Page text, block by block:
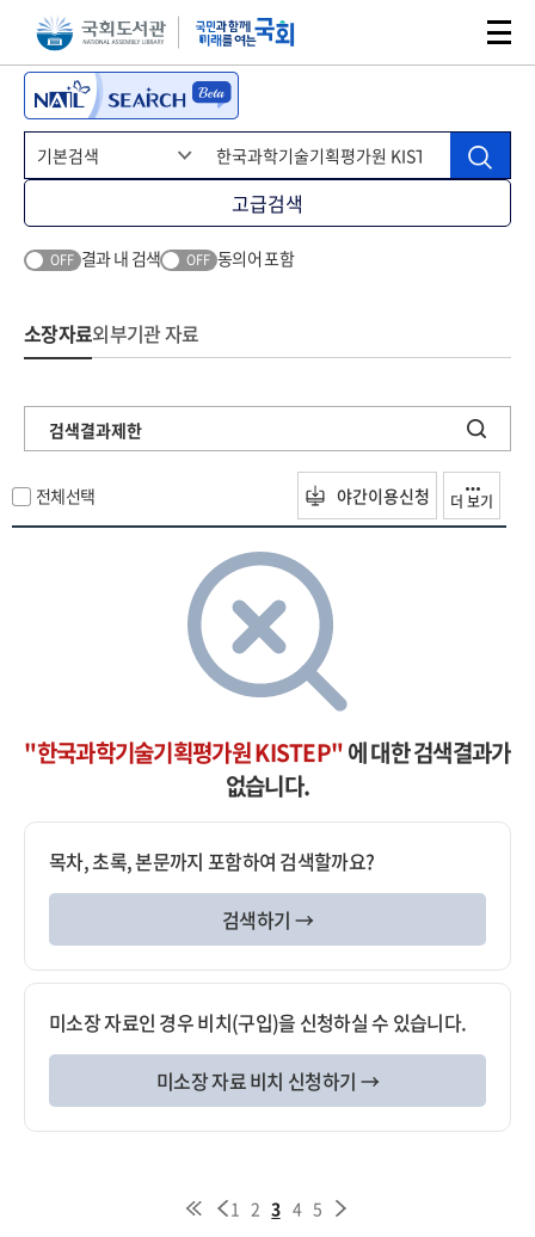
본문 바로가기주메뉴 바로가기
고급검색
OFF 결과 내 검색 OFF 동의어 포함
소장자료외부기관 자료
검색결과제한
전체선택 야간이용신청 더 보기
"한국과학기술기획평가원 KISTEP"에 대한 검색결과가
없습니다.
목차, 초록, 본문까지 포함하여 검색할까요?
검색하기 →
미소장 자료인 경우 비치(구입)을 신청하실 수 있습니다.
미소장 자료 비치 신청하기 →
1 2 3 4 5